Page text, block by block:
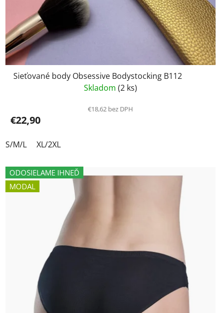
Sieťované body Obsessive Bodystocking B112
Skladom (2 ks)
€18,62 bez DPH
€22,90
S/M/L XL/2XL
ODOSIELAME IHNEĎ
MODAL